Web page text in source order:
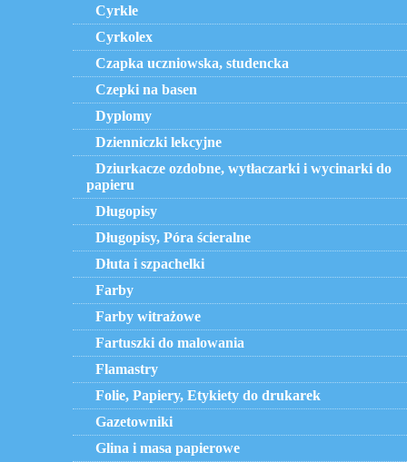
Cyrkle
Cyrkolex
Czapka uczniowska, studencka
Czepki na basen
Dyplomy
Dzienniczki lekcyjne
Dziurkacze ozdobne, wytłaczarki i wycinarki do
papieru
Długopisy
Długopisy, Póra ścieralne
Dłuta i szpachelki
Farby
Farby witrażowe
Fartuszki do malowania
Flamastry
Folie, Papiery, Etykiety do drukarek
Gazetowniki
Glina i masa papierowe